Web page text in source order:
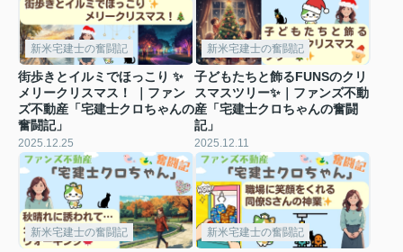
新米宅建士の奮闘記
街歩きとイルミでほっこり ✨
メリークリスマス！ ｜ファン
ズ不動産「宅建士クロちゃんの
奮闘記」
2025.12.25
新米宅建士の奮闘記
子どもたちと飾るFUNSのクリ
スマスツリー✨｜ファンズ不動
産「宅建士クロちゃんの奮闘
記」
2025.12.11
新米宅建士の奮闘記 新米宅建士の奮闘記